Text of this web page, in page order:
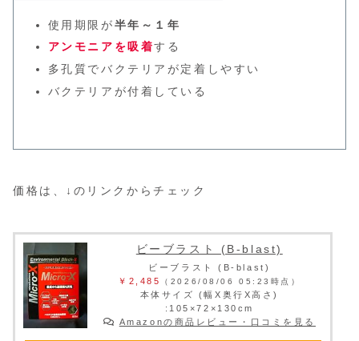
使用期限が半年～１年
アンモニアを吸着する
多孔質でバクテリアが定着しやすい
バクテリアが付着している
価格は、↓のリンクからチェック
ビーブラスト (B-blast)
ビーブラスト (B-blast)
￥2,485
（2026/08/06 05:23時点）
本体サイズ (幅X奥行X高さ)
:105×72×130cm
Amazonの商品レビュー・口コミを見る